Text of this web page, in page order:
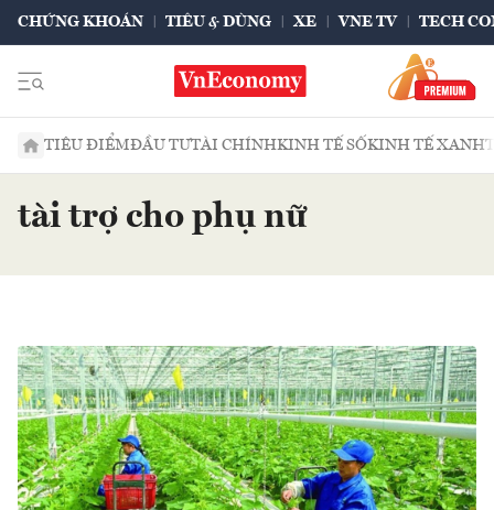
CHỨNG KHOÁN TIÊU & DÙNG XE VNE TV TECH
TIÊU ĐIỂMĐẦU TƯTÀI CHÍNHKINH TẾ SỐKINH TẾ XANH
tài trợ cho phụ nữ